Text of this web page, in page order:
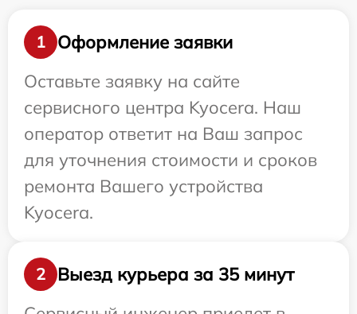
1
Оформление заявки
Оставьте заявку на сайте
сервисного центра Kyocera. Наш
оператор ответит на Ваш запрос
для уточнения стоимости и сроков
ремонта Вашего устройства
Kyocera.
2
Выезд курьера за 35 минут